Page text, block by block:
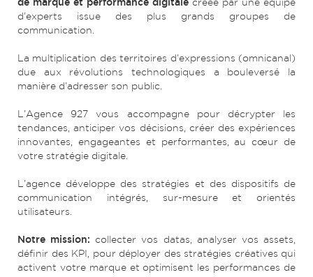
de marque et performance digitale créée par une équipe
d’experts issue des plus grands groupes de
communication.
La multiplication des territoires d’expressions (omnicanal)
due aux révolutions technologiques a bouleversé la
manière d’adresser son public.
L’Agence 927 vous accompagne pour décrypter les
tendances, anticiper vos décisions, créer des expériences
innovantes, engageantes et performantes, au cœur de
votre stratégie digitale.
L’agence développe des stratégies et des dispositifs de
communication intégrés, sur-mesure et orientés
utilisateurs.
Notre mission: collecter vos datas, analyser vos assets,
définir des KPI, pour déployer des stratégies créatives qui
activent votre marque et optimisent les performances de